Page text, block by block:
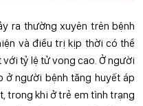
ra thường xuyên trên bệnh
và điều trị kịp thời có thể
tỷ lệ tử vong cao. Ở người
ở người bệnh tăng huyết áp
trong khi ở trẻ em tình trạng